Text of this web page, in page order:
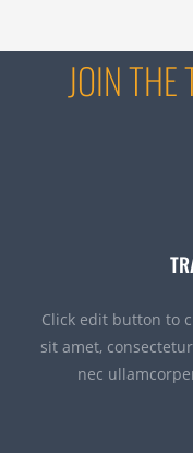
JOIN THE
Click edit button to
sit amet,
nec